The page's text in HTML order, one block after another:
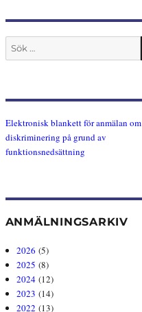
Sök
efter:
Elektronisk blankett för anmälan om
diskriminering på grund av
funktionsnedsättning
ANMÄLNINGSARKIV
2026 (5)
2025 (8)
2024(12)
2023 (14)
2022 (13)